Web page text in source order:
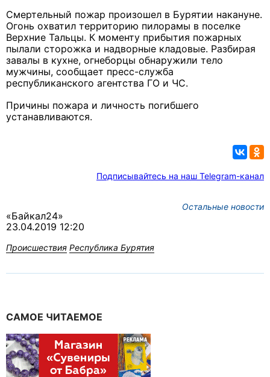
Смертельный пожар произошел в Бурятии накануне.
Огонь охватил территорию пилорамы в поселке
Верхние Тальцы. К моменту прибытия пожарных
пылали сторожка и надворные кладовые. Разбирая
завалы в кухне, огнеборцы обнаружили тело
мужчины, сообщает пресс-служба
республиканского агентства ГО и ЧС.
Причины пожара и личность погибшего
устанавливаются.
Подписывайтесь на наш Telegram-канал
Остальные новости
«Байкал24»
23.04.2019 12:20
Происшествия Республика Бурятия
САМОЕ ЧИТАЕМОЕ